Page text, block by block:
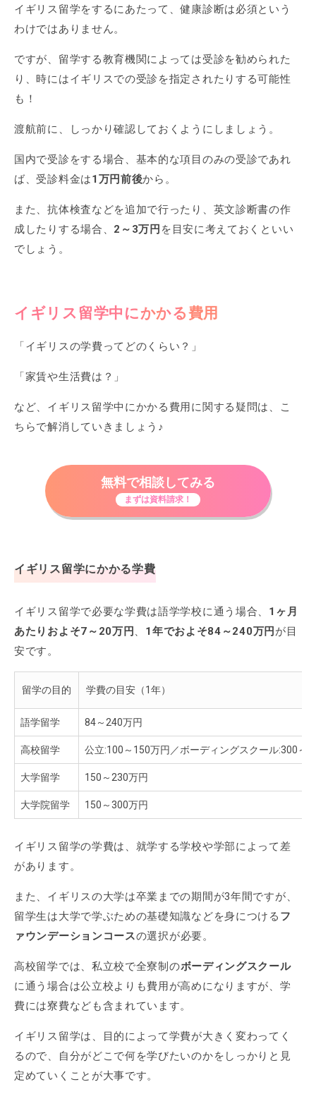
イギリス留学をするにあたって、健康診断は必須という
わけではありません。
ですが、留学する教育機関によっては受診を勧められた
り、時にはイギリスでの受診を指定されたりする可能性
も！
渡航前に、しっかり確認しておくようにしましょう。
国内で受診をする場合、基本的な項目のみの受診であれ
ば、受診料金は1万円前後から。
また、抗体検査などを追加で行ったり、英文診断書の作
成したりする場合、 2～3万円 を目安に考えておくといい
でしょう。
イギリス留学中にかかる費用
「イギリスの学費ってどのくらい？」
「家賃や生活費は？」
など、イギリス留学中にかかる費用に関する疑問は、こ
ちらで解消していきましょう♪
無料で相談してみる
まずは資料請求！
イギリス留学にかかる学費
イギリス留学で必要な学費は語学学校に通う場合、 1ヶ月
あたりおよそ7～20万円 、 1年でおよそ84～240万円 が目
安です。
留学の目的 学費の目安（1年）
語学留学 84～240万円
高校留学 公立:100～150万円／ボーディングスクール:300～
大学留学 150～230万円
大学院留学 150～300万円
イギリス留学の学費は、就学する学校や学部によって差
があります。
また、イギリスの大学は卒業までの期間が3年間ですが、
留学生は大学で学ぶための基礎知識などを身につける フ
ァウンデーションコースの選択が必要。
高校留学では、私立校で全寮制のボーディングスクール
に通う場合は公立校よりも費用が高めになりますが、学
費には寮費なども含まれています。
イギリス留学は、目的によって学費が大きく変わってく
るので、自分がどこで何を学びたいのかをしっかりと見
定めていくことが大事です。